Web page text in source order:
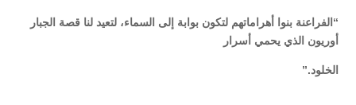
“الفراعنة بنوا أهراماتهم لتكون بوابة إلى السماء، لتعيد لنا قصة الجبار
أوريون الذي يحمي أسرار
الخلود.”